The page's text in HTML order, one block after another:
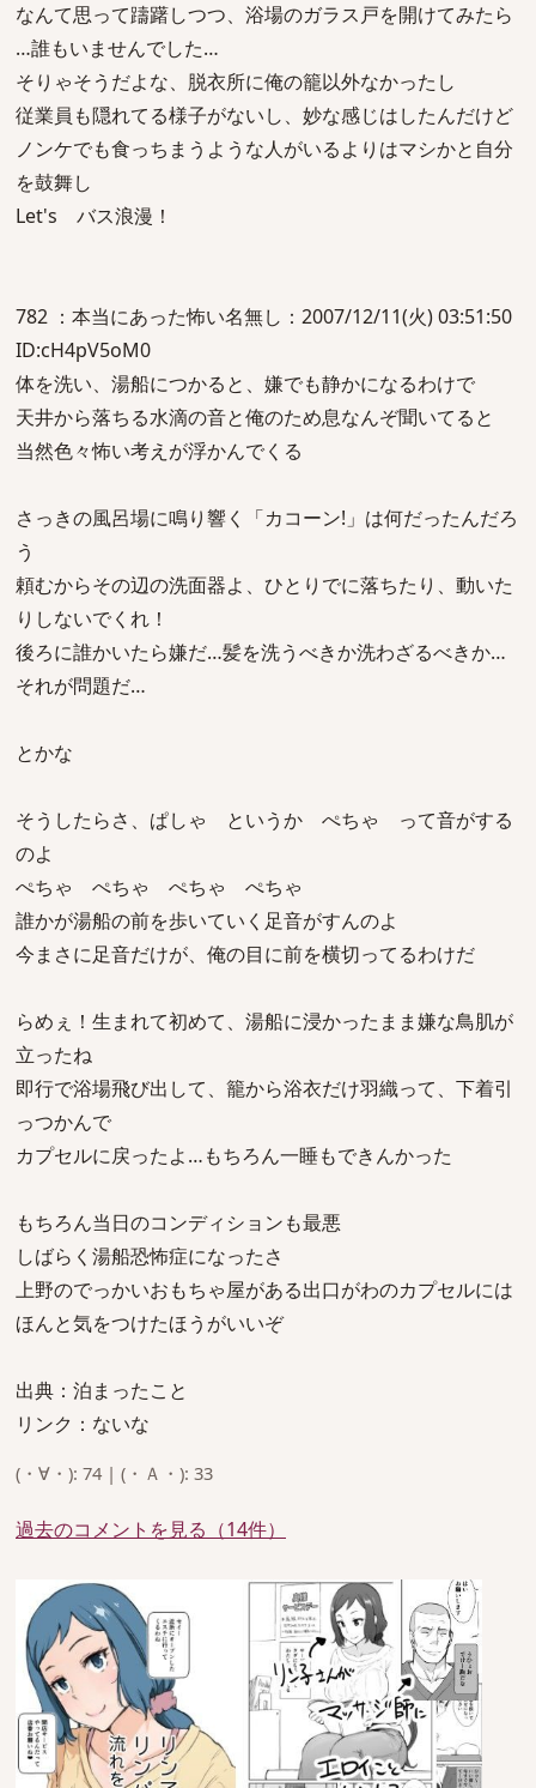
なんて思って躊躇しつつ、浴場のガラス戸を開けてみたら
…誰もいませんでした…
そりゃそうだよな、脱衣所に俺の籠以外なかったし
従業員も隠れてる様子がないし、妙な感じはしたんだけど
ノンケでも食っちまうような人がいるよりはマシかと自分
を鼓舞し
Let's バス浪漫！
782 ：本当にあった怖い名無し：2007/12/11(火) 03:51:50
ID:cH4pV5oM0
体を洗い、湯船につかると、嫌でも静かになるわけで
天井から落ちる水滴の音と俺のため息なんぞ聞いてると
当然色々怖い考えが浮かんでくる
さっきの風呂場に鳴り響く「カコーン!」は何だったんだろ
う
頼むからその辺の洗面器よ、ひとりでに落ちたり、動いた
りしないでくれ！
後ろに誰かいたら嫌だ…髪を洗うべきか洗わざるべきか…
それが問題だ…
とかな
そうしたらさ、ぱしゃ というか ぺちゃ って音がする
のよ
ぺちゃ ぺちゃ ぺちゃ ぺちゃ
誰かが湯船の前を歩いていく足音がすんのよ
今まさに足音だけが、俺の目に前を横切ってるわけだ
らめぇ！生まれて初めて、湯船に浸かったまま嫌な鳥肌が
立ったね
即行で浴場飛び出して、籠から浴衣だけ羽織って、下着引
っつかんで
カプセルに戻ったよ…もちろん一睡もできんかった
もちろん当日のコンディションも最悪
しばらく湯船恐怖症になったさ
上野のでっかいおもちゃ屋がある出口がわのカプセルには
ほんと気をつけたほうがいいぞ
出典：泊まったこと
リンク：ないな
(・∀・): 74 | (・Ａ・): 33
過去のコメントを見る（14件）